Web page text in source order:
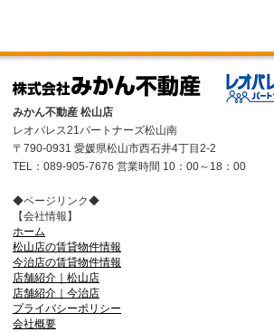
みかん不動産 松山店
レオパレス21パートナーズ松山南
〒790-0931 愛媛県松山市西石井4丁目2-2
TEL：089-905-7676 営業時間 10：00～18：00
◆ページリンク◆
【会社情報】
ホーム
松山店の賃貸物件情報
今治店の賃貸物件情報
店舗紹介｜松山店
店舗紹介｜今治店
プライバシーポリシー
会社概要